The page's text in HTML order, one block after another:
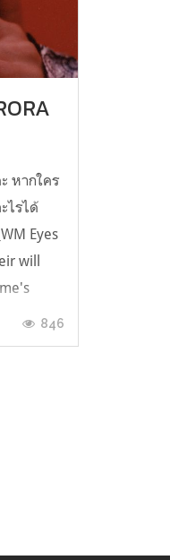
หากใคร
ไรได้
Eyes
will
วกับฝนที่
846